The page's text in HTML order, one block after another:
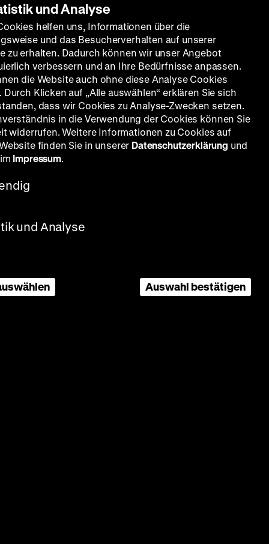
Marta Eggerth, Hermann Thimig,
Hans Richter, 85'
und Analyse
helfen uns, Informationen über die
und das Besucherverhalten auf unserer
zu erhalten. Dadurch können wir unser Angebot
verbessern und an Ihre Bedürfnisse anpassen.
die Website auch ohne diese Analyse Cookies
Durch Klicken auf „Alle auswählen“ erklären Sie sich
dass wir Cookies zu Analyse-Zwecken setzen.
in die Verwendung der Cookies können Sie
widerrufen. Weitere Informationen zu Cookies auf
finden Sie in unserer Datenschutzerklärung und
Impressum.
und Analyse
Auswahl bestätigen